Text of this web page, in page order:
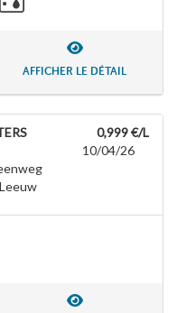
AFFICHER LE DÉTAIL
0,999 €/L
10/04/26